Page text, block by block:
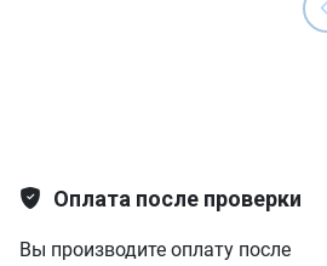
Оплата после проверки
Вы производите оплату после